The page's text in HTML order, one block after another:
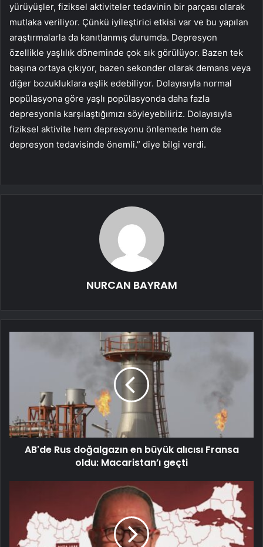
yürüyüşler, fiziksel aktiviteler tedavinin bir parçası olarak
mutlaka veriliyor. Çünkü iyileştirici etkisi var ve bu yapılan
araştırmalarla da kanıtlanmış durumda. Depresyon
özellikle yaşlılık döneminde çok sık görülüyor. Bazen tek
başına ortaya çıkıyor, bazen sekonder olarak demans veya
diğer bozukluklara eşlik edebiliyor. Dolayısıyla normal
popülasyona göre yaşlı popülasyonda daha fazla
depresyonla karşılaştığımızı söyleyebiliriz. Dolayısıyla
fiziksel aktivite hem depresyonu önlemede hem de
depresyon tedavisinde önemli.” diye bilgi verdi.
NURCAN BAYRAM
AB'de Rus doğalgazın en büyük alıcısı Fransa
oldu: Macaristan’ı geçti